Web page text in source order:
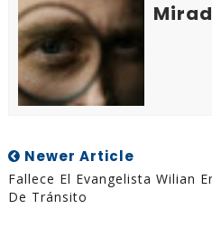
Newer Article
Fallece El Evangelista Wilian
De Tránsito